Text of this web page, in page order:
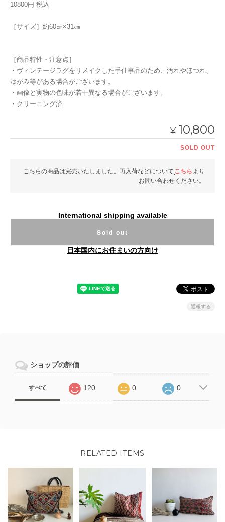
10800円 税込
［サイズ］約60㎝×31㎝
［商品特性・注意点］
・ヴィンテージラグをリメイクした手仕事品のため、汚れやほつれ、
ゆがみ等がある場合がございます。
・画像と実物の色味が若干異なる場合がございます。
・クリーニング済
¥ 10,800
SOLD OUT
こちらの商品は完売いたしました。再入荷などについて こちら より
お問い合わせください。
International shipping available
Sold out
日本国内にお住まいの方向け
通報する
ショップの評価
すべて 120 0 0
RELATED ITEMS